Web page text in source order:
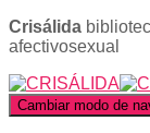
Crisálida
afectivosexual
Cambiar modo de